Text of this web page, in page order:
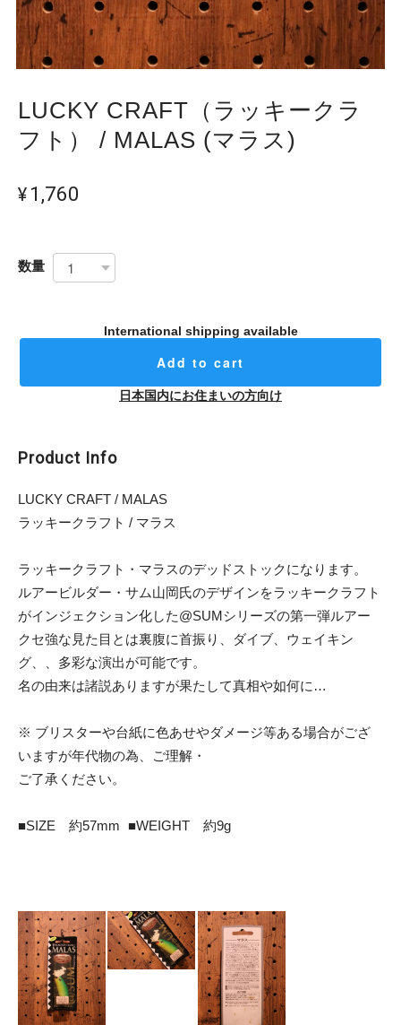
LUCKY CRAFT（ラッキークラ
フト） / MALAS (マラス)
¥1,760
数量
International shipping available
Add to cart
日本国内にお住まいの方向け
Product Info
LUCKY CRAFT / MALAS
ラッキークラフト / マラス
ラッキークラフト・マラスのデッドストックになります。
ルアービルダー・サム山岡氏のデザインをラッキークラフト
がインジェクション化した@SUMシリーズの第一弾ルアー
クセ強な見た目とは裏腹に首振り、ダイブ、ウェイキン
グ、、多彩な演出が可能です。
名の由来は諸説ありますが果たして真相や如何に…
※ ブリスターや台紙に色あせやダメージ等ある場合がござ
いますが年代物の為、ご理解・
ご了承ください。
■SIZE 約57mm ■WEIGHT 約9g